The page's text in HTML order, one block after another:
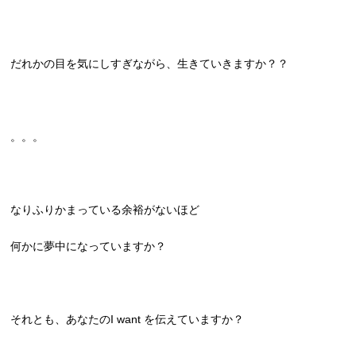
だれかの目を気にしすぎながら、生きていきますか？？
。。。
なりふりかまっている余裕がないほど
何かに夢中になっていますか？
それとも、あなたのI want を伝えていますか？